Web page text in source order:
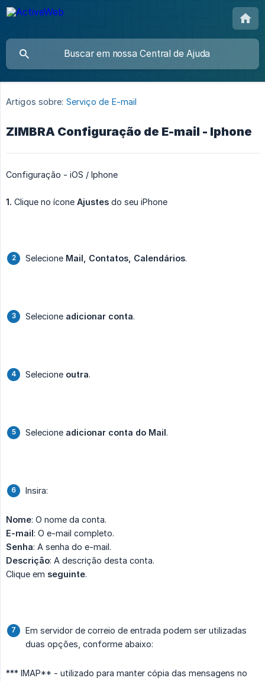
Artigos sobre: Serviço de E-mail
ZIMBRA Configuração de E-mail - Iphone
Configuração - iOS / Iphone
1. Clique no ícone Ajustes do seu iPhone
Selecione Mail, Contatos, Calendários.
Selecione adicionar conta.
Selecione outra.
Selecione adicionar conta do Mail.
Insira:
Nome: O nome da conta.
E-mail: O e-mail completo.
Senha: A senha do e-mail.
Descrição: A descrição desta conta.
Clique em seguinte.
Em servidor de correio de entrada podem ser utilizadas
duas opções, conforme abaixo:
*** IMAP** - utilizado para manter cópia das mensagens no